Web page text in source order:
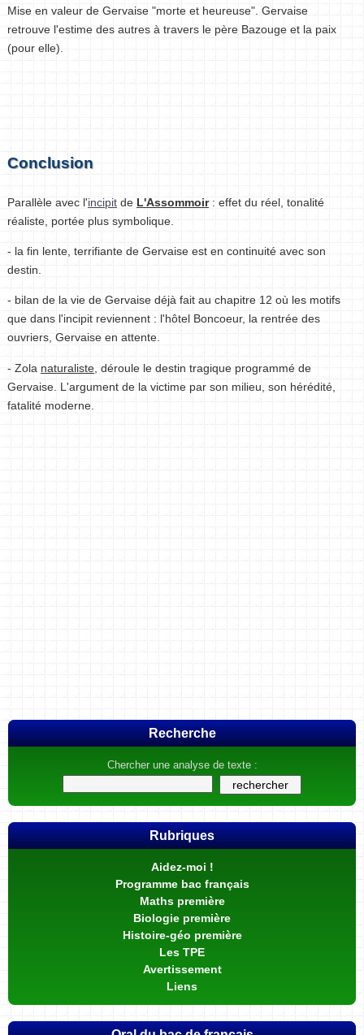
Recherche
Chercher une analyse de texte :
Rubriques
Aidez-moi !
Programme bac français
Maths première
Biologie première
Histoire-géo première
Les TPE
Avertissement
Liens
Mise en valeur de Gervaise "morte et heureuse". Gervaise
retrouve l'estime des autres à travers le père Bazouge et la paix
(pour elle).
Conclusion
Parallèle avec l'incipit de L'Assommoir: effet du réel, tonalité
réaliste, portée plus symbolique.
- la fin lente, terrifiante de Gervaise est en continuité avec son
destin.
- bilan de la vie de Gervaise déjà fait au chapitre 12 où les motifs
que dans l'incipit reviennent : l'hôtel Boncoeur, la rentrée des
ouvriers, Gervaise en attente.
- Zola naturaliste , déroule le destin tragique programmé de
Gervaise. L'argument de la victime par son milieu, son hérédité,
fatalité moderne.